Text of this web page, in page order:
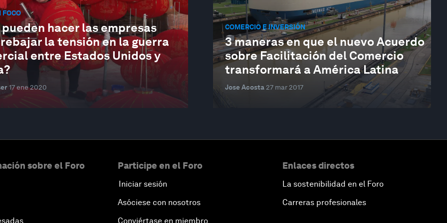
FOCO
pueden hacer las empresas
la tensión en la guerra
entre Estados Unidos y
17 ene 2020
COMERCIO E INVERSIÓN
3 maneras en que el nuevo Acuerdo
sobre Facilitación del Comercio
transformará a América Latina
Jose Acosta 27 mar 2017
sobre el Foro Participe en el Foro
Iniciar sesión
Asóciese con nosotros
Conviértase en miembro
Enlaces directos
La sostenibilidad en el Foro
Carreras profesionales